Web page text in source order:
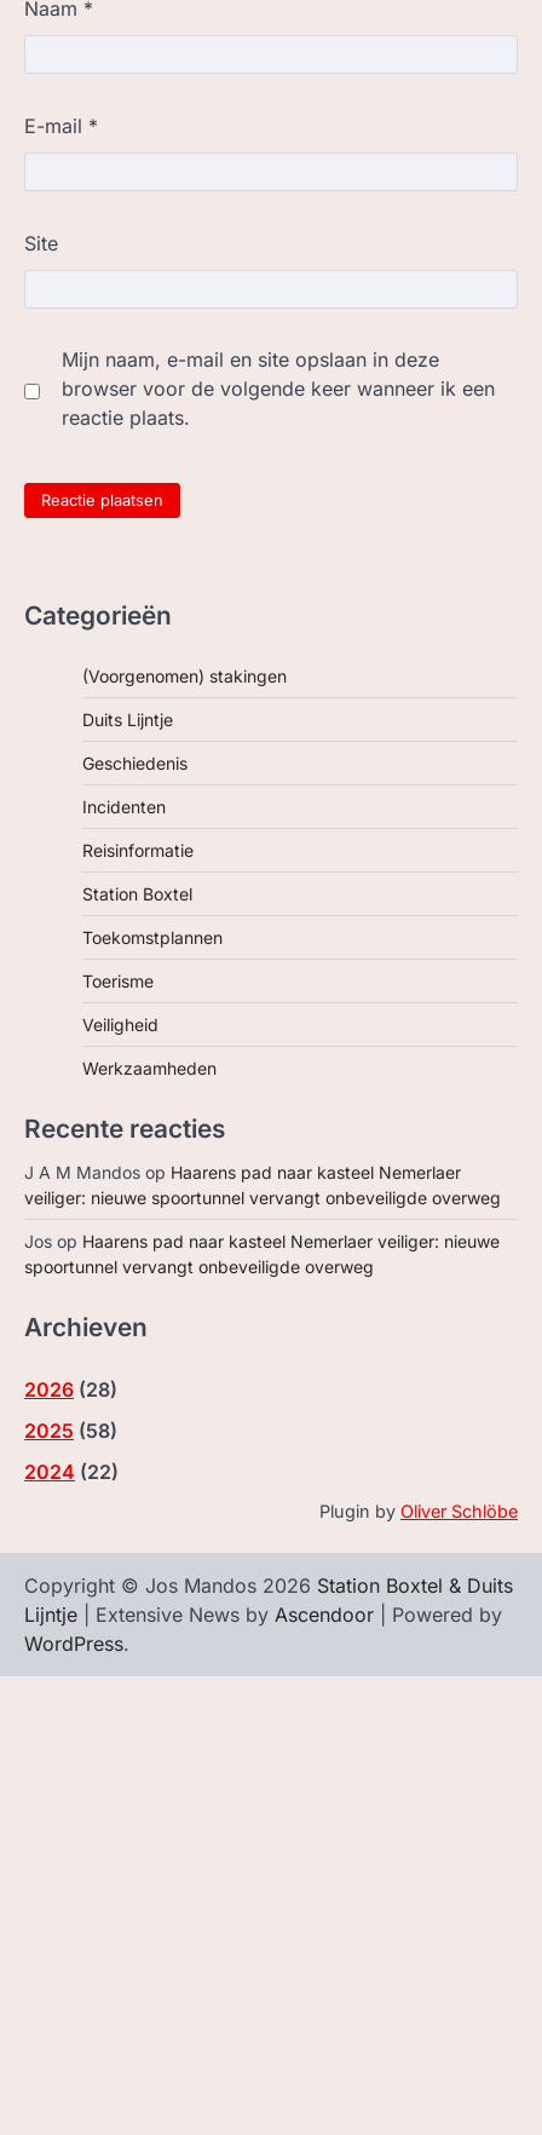
Naam *
E-mail *
Site
Mijn naam, e-mail en site opslaan in deze
browser voor de volgende keer wanneer ik een
reactie plaats.
Categorieën
(Voorgenomen) stakingen
Duits Lijntje
Geschiedenis
Incidenten
Reisinformatie
Station Boxtel
Toekomstplannen
Toerisme
Veiligheid
Werkzaamheden
Recente reacties
J A M Mandos op Haarens pad naar kasteel Nemerlaer
veiliger: nieuwe spoortunnel vervangt onbeveiligde overweg
Jos op Haarens pad naar kasteel Nemerlaer veiliger: nieuwe
spoortunnel vervangt onbeveiligde overweg
Archieven
2026 (28)
2025 (58)
2024 (22)
Plugin by Oliver Schlöbe
Copyright © Jos Mandos 2026 Station Boxtel & Duits
Lijntje | Extensive News by Ascendoor | Powered by
WordPress.